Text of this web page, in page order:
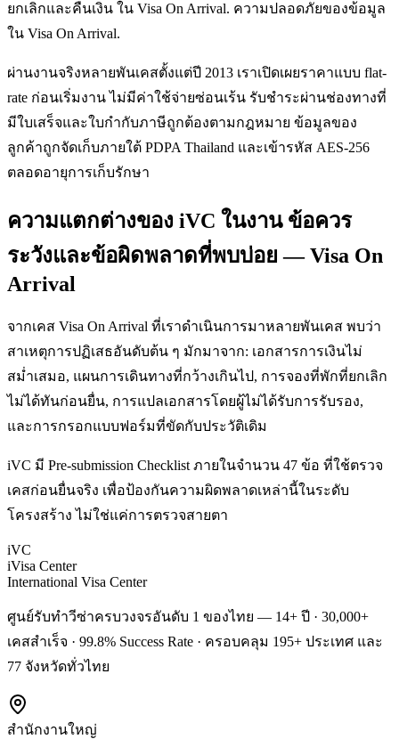
ยกเลิกและคืนเงิน ใน Visa On Arrival. ความปลอดภัยของข้อมูล
ใน Visa On Arrival.
ผ่านงานจริงหลายพันเคสตั้งแต่ปี 2013 เราเปิดเผยราคาแบบ flat-
rate ก่อนเริ่มงาน ไม่มีค่าใช้จ่ายซ่อนเร้น รับชำระผ่านช่องทางที่
มีใบเสร็จและใบกำกับภาษีถูกต้องตามกฎหมาย ข้อมูลของ
ลูกค้าถูกจัดเก็บภายใต้ PDPA Thailand และเข้ารหัส AES-256
ตลอดอายุการเก็บรักษา
ความแตกต่างของ iVC ในงาน ข้อควร
ระวังและข้อผิดพลาดที่พบบ่อย — Visa On
Arrival
จากเคส Visa On Arrival ที่เราดำเนินการมาหลายพันเคส พบว่า
สาเหตุการปฏิเสธอันดับต้น ๆ มักมาจาก: เอกสารการเงินไม่
สม่ำเสมอ, แผนการเดินทางที่กว้างเกินไป, การจองที่พักที่ยกเลิก
ไม่ได้ทันก่อนยื่น, การแปลเอกสารโดยผู้ไม่ได้รับการรับรอง,
และการกรอกแบบฟอร์มที่ขัดกับประวัติเดิม
iVC มี Pre-submission Checklist ภายในจำนวน 47 ข้อ ที่ใช้ตรวจ
เคสก่อนยื่นจริง เพื่อป้องกันความผิดพลาดเหล่านี้ในระดับ
โครงสร้าง ไม่ใช่แค่การตรวจสายตา
iVC
iVisa Center
International Visa Center
ศูนย์รับทำวีซ่าครบวงจรอันดับ 1 ของไทย — 14+ ปี · 30,000+
เคสสำเร็จ · 99.8% Success Rate · ครอบคลุม 195+ ประเทศ และ
77 จังหวัดทั่วไทย
สำนักงานใหญ่